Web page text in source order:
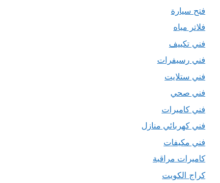
فتح سيارة
فلاتر مياه
فني تكييف
فني رسيفرات
فني ستلايت
فني صحي
فني كاميرات
فني كهربائي منازل
فني مكيفات
كاميرات مراقبة
كراج الكويت